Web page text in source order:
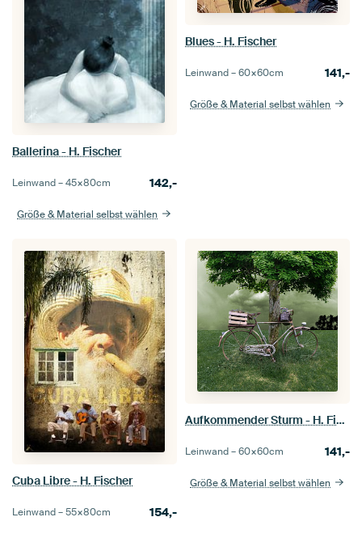
Ballerina - H. Fischer
Leinwand –45×80cm 142,-
Größe & Material selbst wählen
Blues - H. Fischer
Leinwand –60×60cm 141,-
Größe & Material selbst wählen
Cuba Libre - H. Fischer
Leinwand –55×80cm 154,-
Aufkommender Sturm - H. Fischer
Leinwand –60×60cm 141,-
Größe & Material selbst wählen